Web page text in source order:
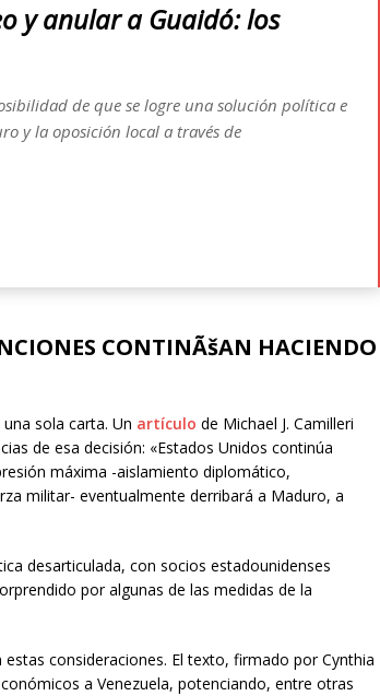
y anular a Guaidó: los
de que se logre una solución política e
y la oposición local a través de
CONTINÃšAN HACIENDO
sola carta. Un artículo de Michael J. Camilleri
de esa decisión: «Estados Unidos continúa
máxima -aislamiento diplomático,
militar- eventualmente derribará a Maduro, a
desarticulada, con socios estadounidenses
por algunas de las medidas de la
estas consideraciones. El texto, firmado por Cynthia
a Venezuela, potenciando, entre otras